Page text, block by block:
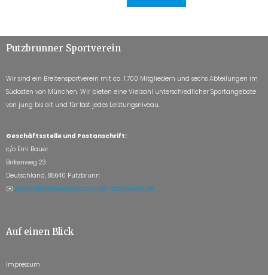
Putzbrunner Sportverein
Wir sind ein Breitensportverein mit ca. 1.700 Mitgliedern und sechs Abteilungen im
Südosten von München. Wir bieten eine Vielzahl unterschiedlicher Sportangebote
von jung bis alt und für fast jedes Leistungsniveau.
Geschäftsstelle und Postanschrift:
c/o Erni Bauer
Birkenweg 23
Deutschland, 85640 Putzbrunn
✉️ geschaeftsstelle@putzbrunner-sportverein.de
Auf einen Blick
Impressum